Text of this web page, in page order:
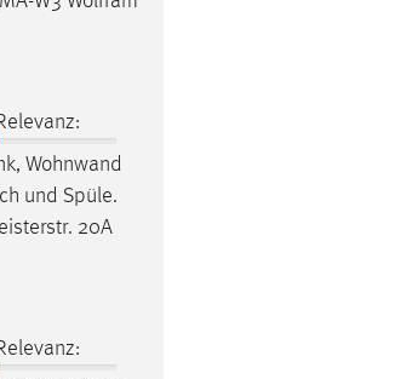
Wohnwand
und Spüle.
20A